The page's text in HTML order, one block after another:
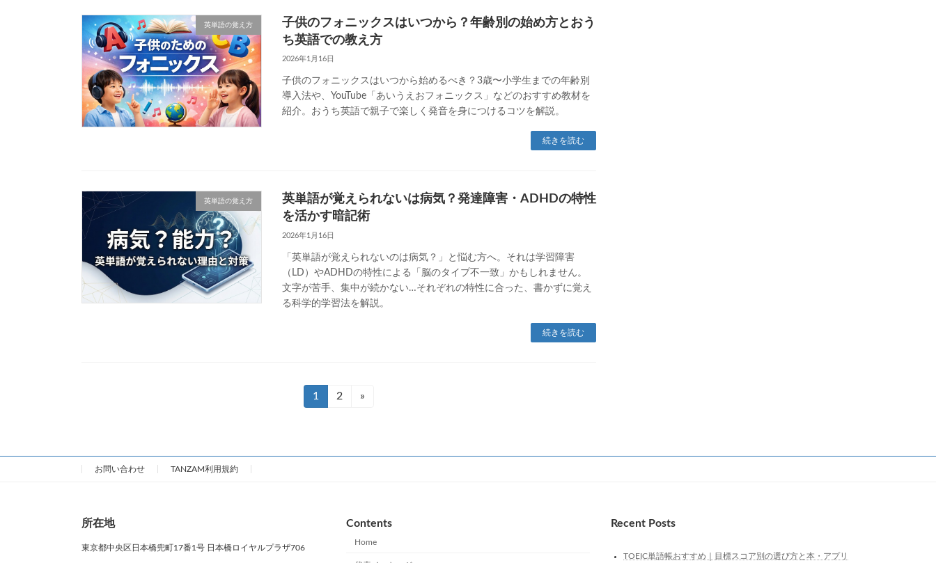
英単語の覚え方
子供のフォニックスはいつから？年齢別の始め方とおう
ち英語での教え方
2026年1月16日
子供のフォニックスはいつから始めるべき？3歳〜小学生までの年齢別
導入法や、YouTube「あいうえおフォニックス」などのおすすめ教材を
紹介。おうち英語で親子で楽しく発音を身につけるコツを解説。
続きを読む
英単語の覚え方
英単語が覚えられないは病気？発達障害・ADHDの特性
を活かす暗記術
2026年1月16日
「英単語が覚えられないのは病気？」と悩む方へ。それは学習障害
（LD）やADHDの特性による「脳のタイプ不一致」かもしれません。
文字が苦手、集中が続かない…それぞれの特性に合った、書かずに覚え
る科学的学習法を解説。
続きを読む
の
ペ
ジ
固
定
ジ
1
固
ジ
2 »
お問い合わせ TANZAM利用規約
所在地
東京都中央区日本橋兜町17番1号 日本橋ロイヤルプラザ706
Contents
Home
Recent Posts
TOEIC単語帳おすすめ｜目標スコア別の選び方と本・アプリ